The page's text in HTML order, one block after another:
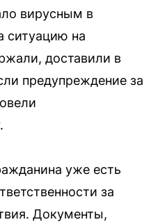
вирусным в
ситуацию на
доставили в
предупреждение за
уже есть
за
Документы,